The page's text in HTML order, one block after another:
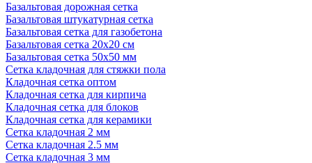
Базальтовая дорожная сетка
Базальтовая штукатурная сетка
Базальтовая сетка для газобетона
Базальтовая сетка 20x20 см
Базальтовая сетка 50x50 мм
Сетка кладочная для стяжки пола
Кладочная сетка оптом
Кладочная сетка для кирпича
Кладочная сетка для блоков
Кладочная сетка для керамики
Сетка кладочная 2 мм
Сетка кладочная 2.5 мм
Сетка кладочная 3 мм